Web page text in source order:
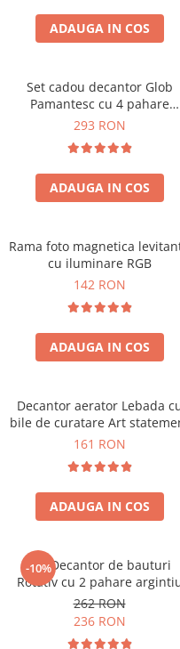
Cadouri Fete
Pentru Copilul din tine
Cadouri de Casa Noua
Cadouri Majorat
Cadouri pentru Nasi
Cadouri pentru Bunici
Cadouri pentru Prieteni
Cel ce are tot
Cadouri Nunta si Cununie
Cani si Termosuri
Jocuri si Puzzle
Seturi de caligrafie
Cadouri Sfantul Alexandru
Cadouri Constantin si Elena
Cadouri Sfanta Maria
Cadouri Sfintii Mihail si
ADAUGA IN COS
Set cadou decantor Glob
Pamantesc cu 4 pahare
Deluxe
293 RON
ADAUGA IN COS
Rama foto magnetica
cu iluminare RGB
142 RON
ADAUGA IN COS
Decantor aerator Lebada
bile de curatare Art
161 RON
ADAUGA IN COS
-10%
Set Decantor de bauturi
Rotativ cu 2 pahare
262 RON
236 RON